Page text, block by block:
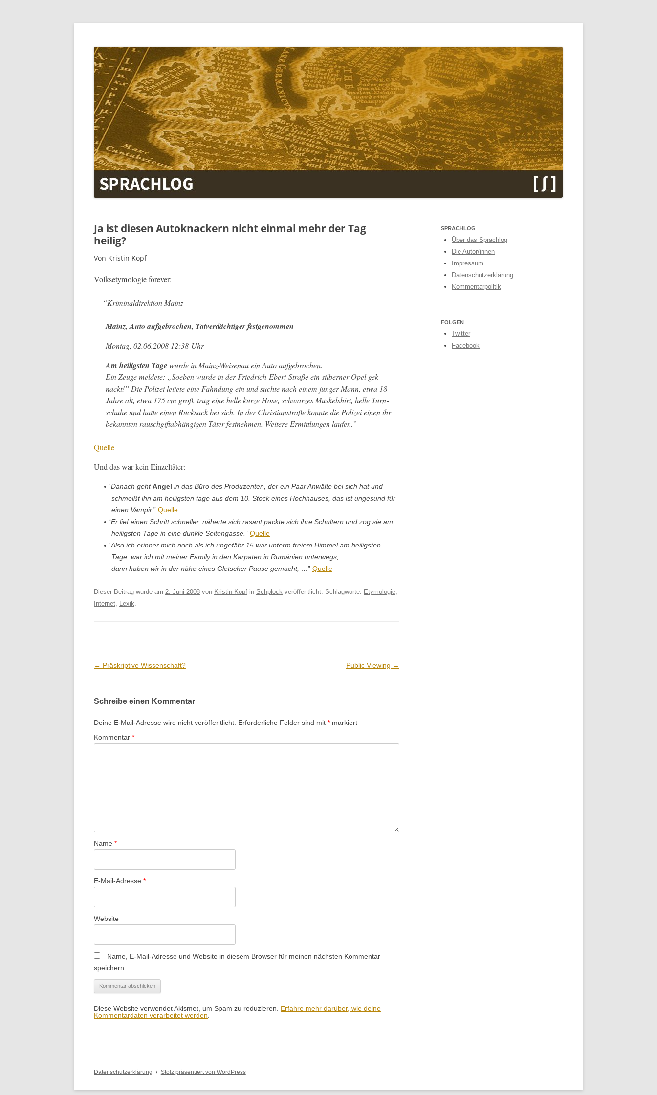
SPRACHLOG
Ja ist diesen Autoknackern nicht einmal mehr der Tag
heilig?
Von Kristin Kopf
Volk­se­t­y­molo­gie forever:
“Krim­i­naldirek­tion Mainz
Mainz, Auto aufge­brochen, Tatverdächtiger festgenommen
Mon­tag, 02.06.2008 12:38 Uhr
Am heilig­sten Tagewurde in Mainz-Weise­nau ein Auto aufge­brochen.
Ein Zeuge meldete: „Soeben wurde in der Friedrich-Ebert-Straße ein sil­bern­er Opel gek­
nackt!” Die Polizei leit­ete eine Fah­n­dung ein und suchte nach einem junger Mann, etwa 18
Jahre alt, etwa 175 cm groß, trug eine helle kurze Hose, schwarzes Muskelshirt, helle Turn­
schuhe und hat­te einen Ruck­sack bei sich. In der Chris­tianstraße kon­nte die Polizei einen ihr
bekan­nten rauschgiftab­hängi­gen Täter fes­t­nehmen. Weit­ere Ermit­tlun­gen laufen.”
Quelle
Und das war kein Einzeltäter:
“Danach gehtAngel in das Büro des Pro­duzen­ten, der ein Paar Anwälte bei sich hat und
schmeißt ihn am heilig­sten tage aus dem 10. Stock eines Hochhaus­es, das ist unge­sund für
einen Vam­pir.” Quelle
“Er lief einen Schritt schneller, näherte sich ras­ant pack­te sich ihre Schul­tern und zog sie am
heilig­sten Tage in eine dun­kle Seit­en­gasse. ” Quelle
“Also ich erin­ner mich noch als ich unge­fähr 15 war unterm freiem Him­mel am heilig­sten
Tage, war ich mit mein­er Fam­i­ly in den Karpat­en in Rumänien unter­wegs,
dann haben wir in der nähe eines Gletsch­er Pause gemacht, …” Quelle
Dieser Beitrag wurde am 2. Juni 2008 von Kristin Kopf in Schplock veröffentlicht. Schlagworte: Etymologie,
Internet, Lexik.
Beitrags-
← Präskriptive Wissenschaft? Public Viewing →
Schreibe einen Kommentar
Deine E-Mail-Adresse wird nicht veröffentlicht. Erforderliche Felder sind mit * markiert
Kommentar *
Name *
E-Mail-Adresse *
Website
Name, E-Mail-Adresse und Website in diesem Browser für meinen nächsten Kommentar
speichern.
Diese Website verwendet Akismet, um Spam zu reduzieren. Erfahre mehr darüber, wie deine
Kommentardaten verarbeitet werden
SPRACHLOG
Über das Sprachlog
Die Autor/innen
Impressum
Datenschutzerklärung
Kommentarpolitik
FOLGEN
Twitter
Facebook
Datenschutzerklärung Stolz präsentiert von WordPress